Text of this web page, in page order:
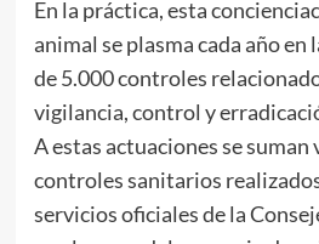
En la práctica, esta
animal se plasma cada año en
de 5.000 controles
vigilancia, control y
A estas actuaciones se suman
controles sanitarios
servicios oficiales de la